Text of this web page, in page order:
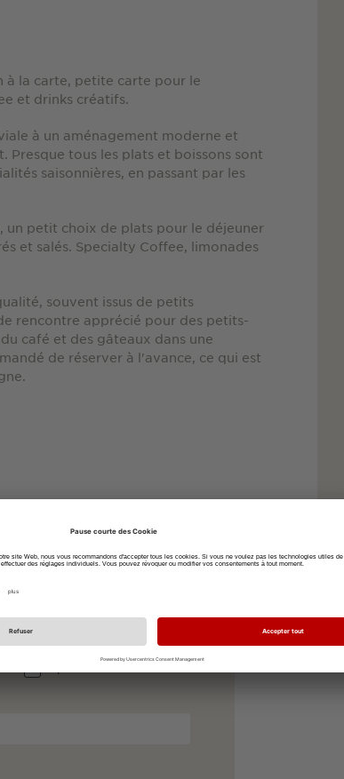
à la carte, petite carte pour le
et drinks créatifs.
à un aménagement moderne et
tous les plats et boissons sont
saisonnières, en passant par les
un petit choix de plats pour le déjeuner
et salés. Specialty Coffee, limonades
souvent issus de petits
rencontre apprécié pour des petits-
café et des gâteaux dans une
de réserver à l'avance, ce qui est